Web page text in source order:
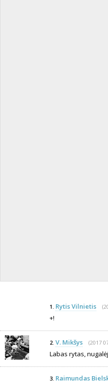
1. Rytis Vilnietis
+!
2. V. Mikšys (2017
Labas rytas,
3. Raimundas